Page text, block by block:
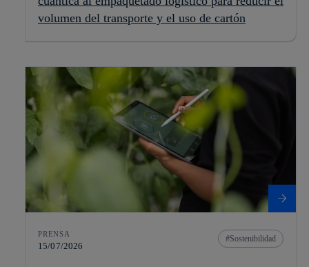
volumen del transporte y el uso de cartón
PRENSA
15/07/2026
Sostenibilidad